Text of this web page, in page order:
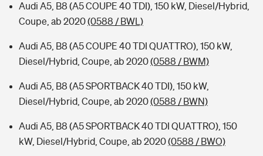
Audi A5, B8 (A5 COUPE 40 TDI), 150 kW, Diesel/Hybrid,
Coupe, ab 2020(0588 / BWL)
Audi A5, B8 (A5 COUPE 40 TDI QUATTRO), 150 kW,
Diesel/Hybrid, Coupe, ab 2020(0588 / BWM)
Audi A5, B8 (A5 SPORTBACK 40 TDI), 150 kW,
Diesel/Hybrid, Coupe, ab 2020(0588 / BWN)
Audi A5, B8 (A5 SPORTBACK 40 TDI QUATTRO), 150
kW, Diesel/Hybrid, Coupe, ab 2020(0588 / BWO)